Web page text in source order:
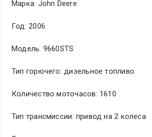
Марка: John Deere
Год: 2006
Модель: 9660STS
Тип горючего: дизельное топливо
Количество моточасов: 1610
Тип трансмиссии: привод на 2 колеса